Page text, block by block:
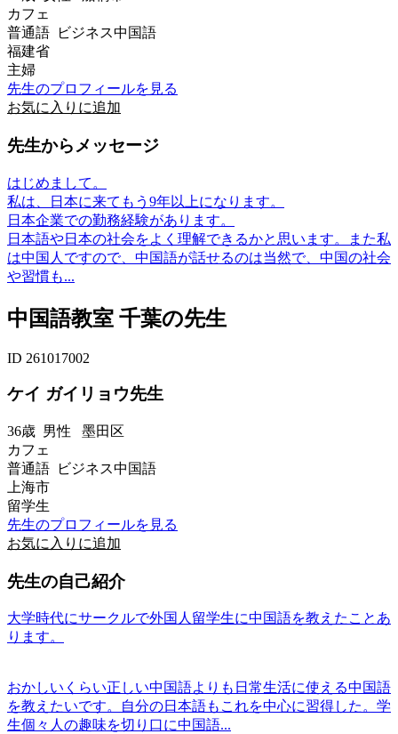
カフェ
普通語 ビジネス中国語
福建省
主婦
先生のプロフィールを見る
お気に入りに追加
先生からメッセージ
はじめまして。
私は、日本に来てもう9年以上になります。
日本企業での勤務経験があります。
日本語や日本の社会をよく理解できるかと思います。また私
は中国人ですので、中国語が話せるのは当然で、中国の社会
や習慣も...
中国語教室 千葉の先生
ID 261017002
ケイ ガイリョウ先生
36歳 男性 墨田区
カフェ
普通語 ビジネス中国語
上海市
留学生
先生のプロフィールを見る
お気に入りに追加
先生の自己紹介
大学時代にサークルで外国人留学生に中国語を教えたことあ
ります。
おかしいくらい正しい中国語よりも日常生活に使える中国語
を教えたいです。自分の日本語もこれを中心に習得した。学
生個々人の趣味を切り口に中国語...